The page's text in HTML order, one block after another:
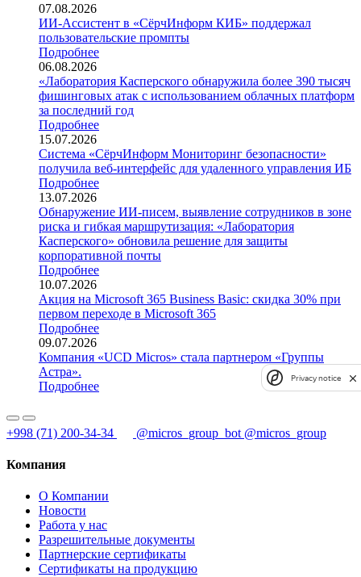
07.08.2026
ИИ-Ассистент в «СёрчИнформ КИБ» поддержал
пользовательские промпты
Подробнее
06.08.2026
«Лаборатория Касперского обнаружила более 390 тысяч
фишинговых атак с использованием облачных платформ
за последний год
Подробнее
15.07.2026
Система «СёрчИнформ Мониторинг безопасности»
получила веб-интерфейс для удаленного управления ИБ
Подробнее
13.07.2026
Обнаружение ИИ-писем, выявление сотрудников в зоне
риска и гибкая маршрутизация: «Лаборатория
Касперского» обновила решение для защиты
корпоративной почты
Подробнее
10.07.2026
Акция на Microsoft 365 Business Basic: скидка 30% при
первом переходе в Microsoft 365
Подробнее
09.07.2026
Компания «UCD Micros» стала партнером «Группы
Астра».
Подробнее
+998 (71) 200-34-34 @micros_group_bot @micros_group
Компания
О Компании
Новости
Работа у нас
Разрешительные документы
Партнерские сертификаты
Сертификаты на продукцию
Privacy notice